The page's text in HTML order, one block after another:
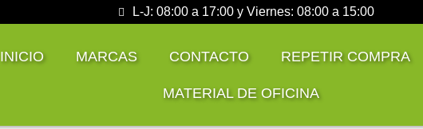
L-J: 08:00 a 17:00 y Viernes: 08:00 a 15:00
INICIO MARCAS CONTACTO REPETIR COMPRA
MATERIAL DE OFICINA